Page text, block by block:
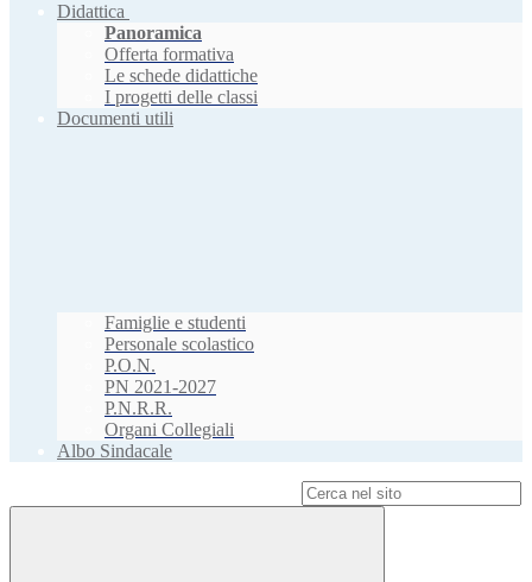
Didattica
Panoramica
Offerta formativa
Le schede didattiche
I progetti delle classi
Documenti utili
Famiglie e studenti
Personale scolastico
P.O.N.
PN 2021-2027
P.N.R.R.
Organi Collegiali
Albo Sindacale